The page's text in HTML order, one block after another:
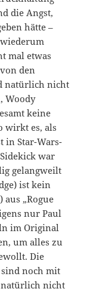
die Angst,
hätte –
mal etwas
den
natürlich nicht
Woody
keine
wirkt es, als
in Star-Wars-
war
gelangweilt
ist kein
aus „Rogue
nur Paul
im Original
um alles zu
Die
noch mit
natürlich nicht